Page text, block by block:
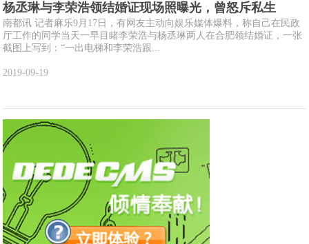
杨丞琳与李荣浩领结婚证现场照曝光，曾怒斥私生
南都讯 记者麻乐9月17日，有网友主动向娱乐媒体爆料，称自己在民政
厅工作的同学当天一早目睹李荣浩与杨丞琳两人在合肥领结婚证，一张
截图上写到：“一出电梯和李荣浩跟...
2019-09-19